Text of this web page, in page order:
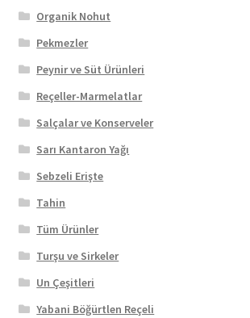
Organik Nohut
Pekmezler
Peynir ve Süt Ürünleri
Reçeller-Marmelatlar
Salçalar ve Konserveler
Sarı Kantaron Yağı
Sebzeli Erişte
Tahin
Tüm Ürünler
Turşu ve Sirkeler
Un Çeşitleri
Yabani Böğürtlen Reçeli